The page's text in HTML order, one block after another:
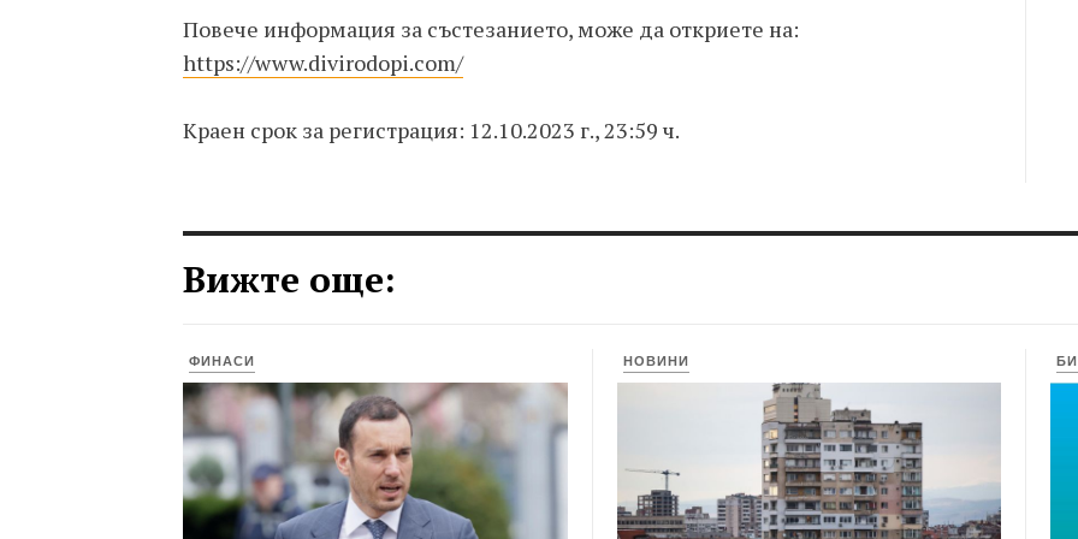
Повече информация за състезанието, може да откриете на:
https://www.divirodopi.com/
Краен срок за регистрация: 12.10.2023 г., 23:59 ч.
Вижте още:
ФИНАСИ НОВИНИ